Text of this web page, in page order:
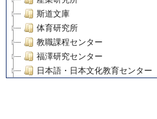
斯道文庫
体育研究所
教職課程センター
福澤研究センター
日本語・日本文化教育センター